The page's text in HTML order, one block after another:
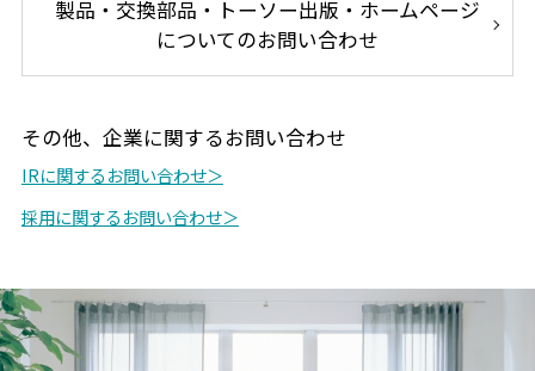
製品・交換部品・トーソー出版・ホームページ
についてのお問い合わせ
その他、企業に関するお問い合わせ
IRに関するお問い合わせ＞
採用に関するお問い合わせ＞